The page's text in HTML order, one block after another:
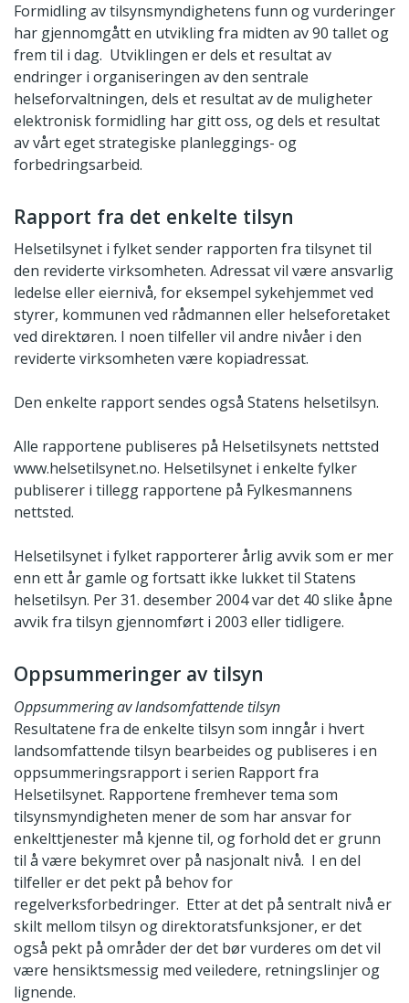
Formidling av tilsynsmyndighetens funn og vurderinger
har gjennomgått en utvikling fra midten av 90 tallet og
frem til i dag. Utviklingen er dels et resultat av
endringer i organiseringen av den sentrale
helseforvaltningen, dels et resultat av de muligheter
elektronisk formidling har gitt oss, og dels et resultat
av vårt eget strategiske planleggings- og
forbedringsarbeid.
Rapport fra det enkelte tilsyn
Helsetilsynet i fylket sender rapporten fra tilsynet til
den reviderte virksomheten. Adressat vil være ansvarlig
ledelse eller eiernivå, for eksempel sykehjemmet ved
styrer, kommunen ved rådmannen eller helseforetaket
ved direktøren. I noen tilfeller vil andre nivåer i den
reviderte virksomheten være kopiadressat.
Den enkelte rapport sendes også Statens helsetilsyn.
Alle rapportene publiseres på Helsetilsynets nettsted
www.helsetilsynet.no. Helsetilsynet i enkelte fylker
publiserer i tillegg rapportene på Fylkesmannens
nettsted.
Helsetilsynet i fylket rapporterer årlig avvik som er mer
enn ett år gamle og fortsatt ikke lukket til Statens
helsetilsyn. Per 31. desember 2004 var det 40 slike åpne
avvik fra tilsyn gjennomført i 2003 eller tidligere.
Oppsummeringer av tilsyn
Oppsummering av landsomfattende tilsyn
Resultatene fra de enkelte tilsyn som inngår i hvert
landsomfattende tilsyn bearbeides og publiseres i en
oppsummeringsrapport i serien Rapport fra
Helsetilsynet. Rapportene fremhever tema som
tilsynsmyndigheten mener de som har ansvar for
enkelttjenester må kjenne til, og forhold det er grunn
til å være bekymret over på nasjonalt nivå. I en del
tilfeller er det pekt på behov for
regelverksforbedringer. Etter at det på sentralt nivå er
skilt mellom tilsyn og direktoratsfunksjoner, er det
også pekt på områder der det bør vurderes om det vil
være hensiktsmessig med veiledere, retningslinjer og
lignende.